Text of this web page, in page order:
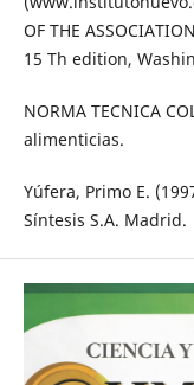
OF THE
15 Th edition,
NORMA TECNICA
alimenticias.
Yúfera, Primo E.
Síntesis S.A. Madrid.